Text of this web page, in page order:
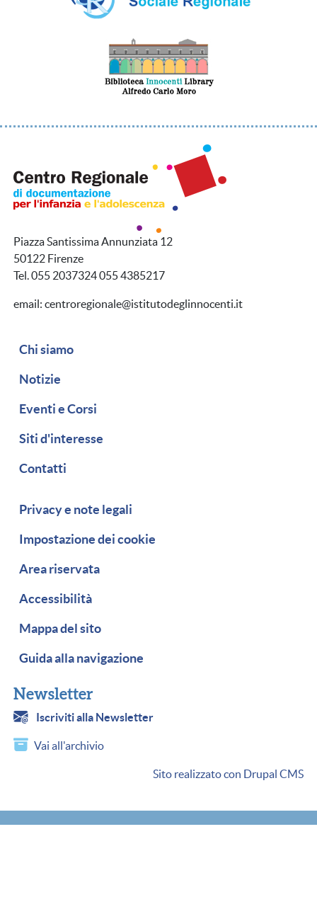
Piazza Santissima Annunziata 12
50122 Firenze
Tel. 055 2037324 055 4385217
email: centroregionale@istitutodeglinnocenti.it
Navigazione secondaria
Chi siamo
Notizie
Eventi e Corsi
Siti d'interesse
Contatti
Piè di pagina
Privacy e note legali
Impostazione dei cookie
Area riservata
Accessibilità
Mappa del sito
Guida alla navigazione
Newsletter
Iscriviti alla Newsletter
Vai all'archivio
Sito realizzato con Drupal CMS